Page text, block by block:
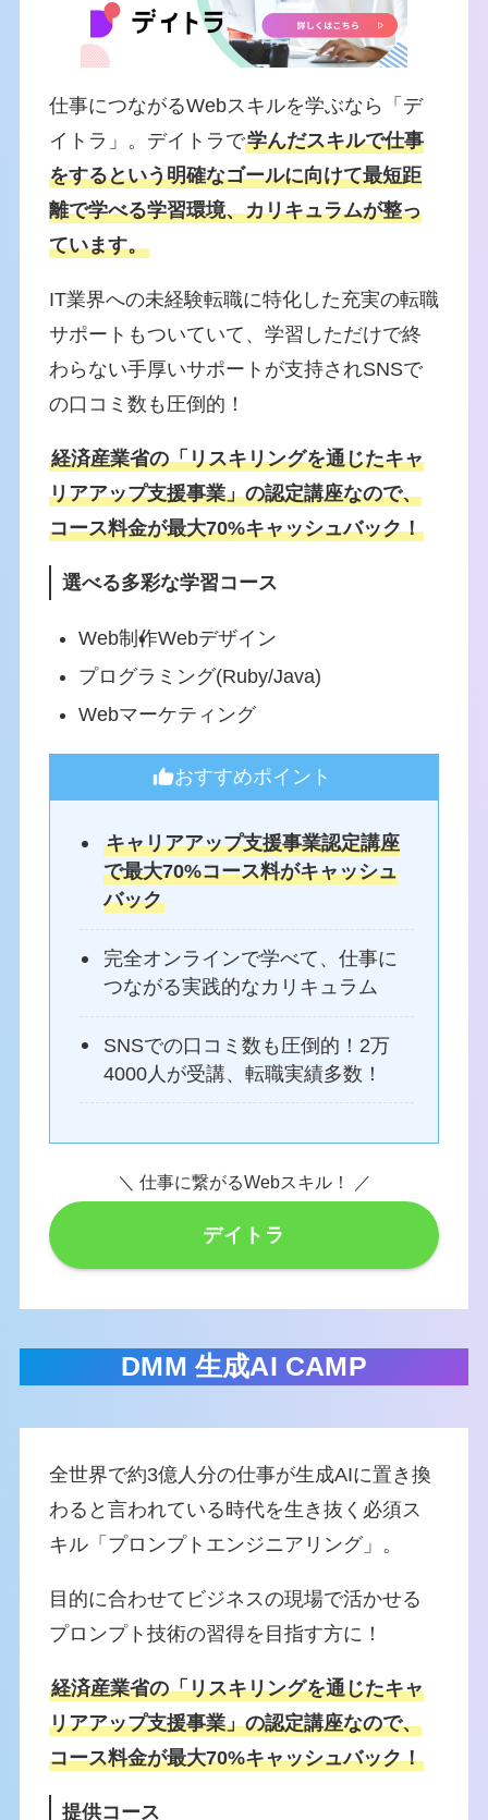
仕事につながるWebスキルを学ぶなら「デ
イトラ」。デイトラで学んだスキルで仕事
をするという明確なゴールに向けて最短距
離で学べる学習環境、カリキュラムが整っ
ています。
IT業界への未経験転職に特化した充実の転職
サポートもついていて、学習しただけで終
わらない手厚いサポートが支持されSNSで
の口コミ数も圧倒的！
経済産業省の「リスキリングを通じたキャ
リアアップ支援事業」の認定講座なので、
コース料金が最大70%キャッシュバック！
選べる多彩な学習コース
Web制作Webデザイン
プログラミング(Ruby/Java)
Webマーケティング
おすすめポイント
キャリアアップ支援事業認定講座
で最大70%コース料がキャッシュ
バック
完全オンラインで学べて、仕事に
つながる実践的なカリキュラム
SNSでの口コミ数も圧倒的！2万
4000人が受講、転職実績多数！
＼ 仕事に繋がるWebスキル！ ／
デイトラ
DMM 生成AI CAMP
全世界で約3億人分の仕事が生成AIに置き換
わると言われている時代を生き抜く必須ス
キル「プロンプトエンジニアリング」。
目的に合わせてビジネスの現場で活かせる
プロンプト技術の習得を目指す方に！
経済産業省の「リスキリングを通じたキャ
リアアップ支援事業」の認定講座なので、
コース料金が最大70%キャッシュバック！
提供コース